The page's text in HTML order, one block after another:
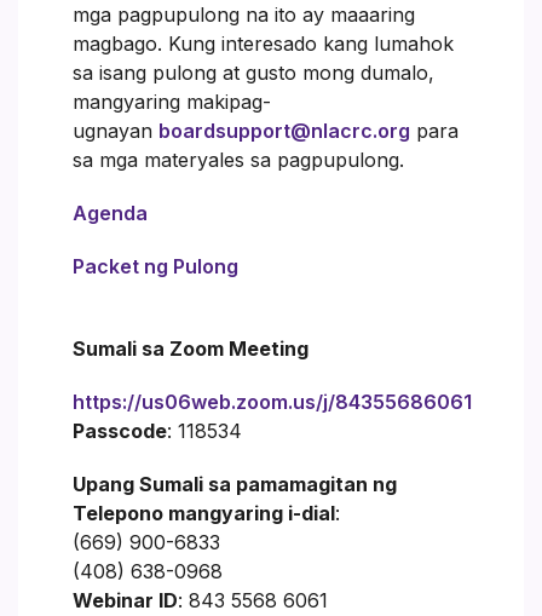
mga pagpupulong na ito ay maaaring
magbago. Kung interesado kang lumahok
sa isang pulong at gusto mong dumalo,
mangyaring makipag-
ugnayan boardsupport@nlacrc.org para
sa mga materyales sa pagpupulong.
Agenda
Packet ng Pulong
Sumali sa Zoom Meeting
https://us06web.zoom.us/j/84355686061
Passcode: 118534
Upang Sumali sa pamamagitan ng
Telepono mangyaring i-dial:
(669) 900-6833
(408) 638-0968
Webinar ID: 843 5568 6061